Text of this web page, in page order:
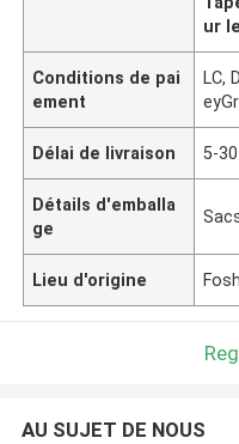
ur
Conditions de pai
ement
LC,
Délai de livraison 5-
Détails d'emballa
ge
Lieu d'origine
AU SUJET DE NOUS